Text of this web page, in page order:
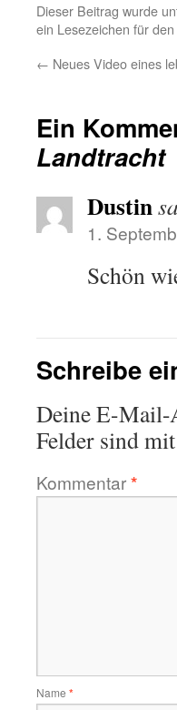
Dieser Beitrag wurde
ein Lesezeichen für den
← Neues Video eines
Ein
Landtracht
Dustin
1.
Schön
Schreibe
Deine E-Mail-
Felder sind mit
Kommentar*
Name *